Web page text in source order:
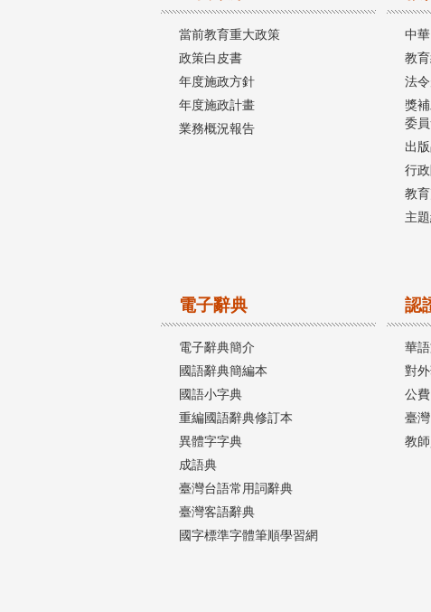
當前教育重大政策
政策白皮書
年度施政方針
年度施政計畫
業務概況報告
中
教
法
獎
委
出
行
教
主
電子辭典
電子辭典簡介
國語辭典簡編本
國語小字典
重編國語辭典修訂本
異體字字典
成語典
臺灣台語常用詞辭典
臺灣客語辭典
國字標準字體筆順學習網
認
華
對
公
臺
教